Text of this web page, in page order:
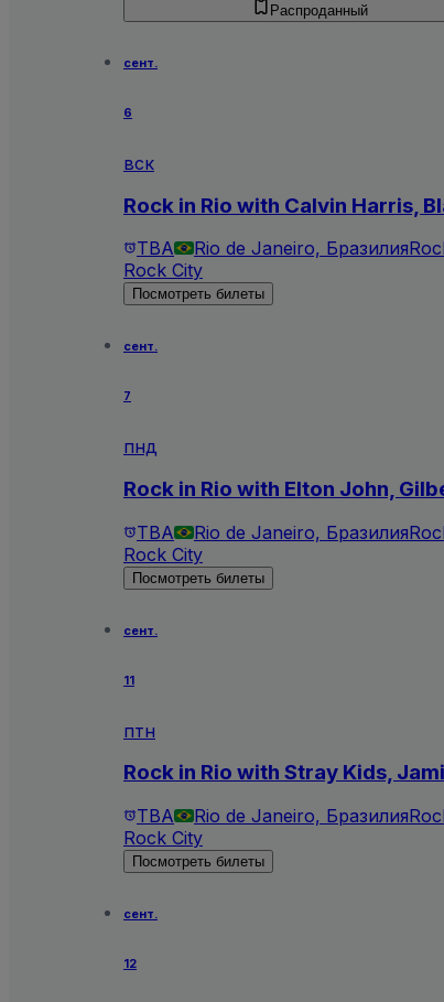
Распроданный
сент.
6
вск
Rock in Rio with Calvin Harris,
TBA Rio de Janeiro, Бразилия
Rock City
Посмотреть билеты
сент.
7
пнд
Rock in Rio with Elton John,
TBA Rio de Janeiro, Бразилия
Rock City
Посмотреть билеты
сент.
11
птн
Rock in Rio with Stray Kids,
TBA Rio de Janeiro, Бразилия
Rock City
Посмотреть билеты
сент.
12